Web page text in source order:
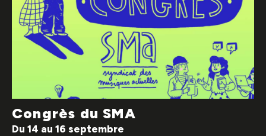
Congrès du SMA
Du 14 au 16 septembre